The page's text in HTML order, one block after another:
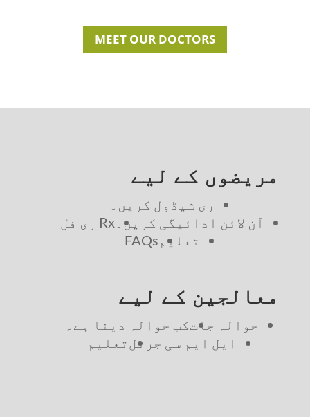
MEET OUR DOCTORS
مریضوں کے لیے
ری شیڈول کریں۔
آن لائن ادائیگی کریں۔Rx ری فل
تعلیمFAQs
معالجین کے لیے
حوالہ جاتکب حوالہ دینا ہے۔
ایل ایم سی جرنل تعلیم